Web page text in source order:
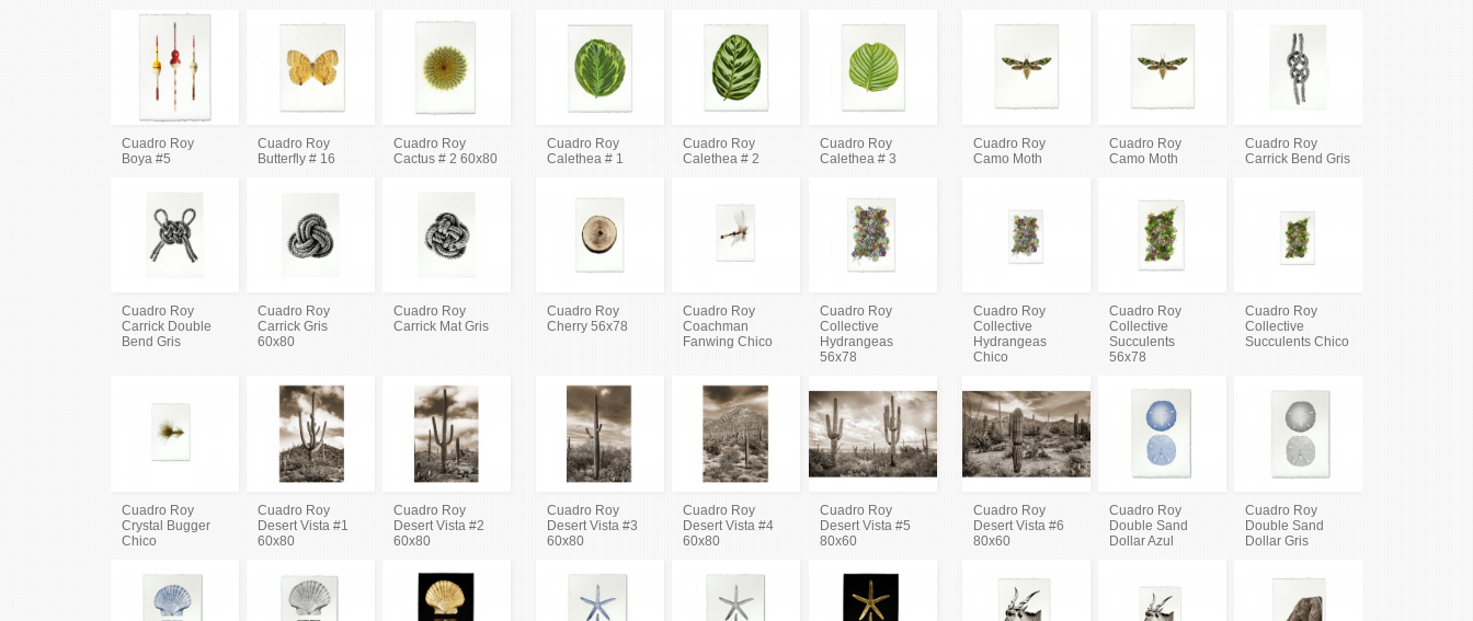
Cuadro Roy
Boya #5
Cuadro Roy
Butterfly # 16
Cuadro Roy
Cactus # 2 60x80
Cuadro Roy
Calethea # 1
Cuadro Roy
Calethea # 2
Cuadro Roy
Calethea # 3
Cuadro Roy
Camo Moth
Cuadro Roy
Camo Moth
Cuadro Roy
Carrick Bend Gris
Cuadro Roy
Carrick Double
Bend Gris
Cuadro Roy
Carrick Gris
60x80
Cuadro Roy
Carrick Mat Gris
Cuadro Roy
Cherry 56x78
Cuadro Roy
Coachman
Fanwing Chico
Cuadro Roy
Collective
Hydrangeas
56x78
Cuadro Roy
Collective
Hydrangeas
Chico
Cuadro Roy
Collective
Succulents
56x78
Cuadro Roy
Collective
Succulents Chico
Cuadro Roy
Crystal Bugger
Chico
Cuadro Roy
Desert Vista #1
60x80
Cuadro Roy
Desert Vista #2
60x80
Cuadro Roy
Desert Vista #3
60x80
Cuadro Roy
Desert Vista #4
60x80
Cuadro Roy
Desert Vista #5
80x60
Cuadro Roy
Desert Vista #6
80x60
Cuadro Roy
Double Sand
Dollar Azul
Cuadro Roy
Double Sand
Dollar Gris